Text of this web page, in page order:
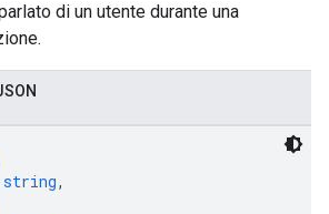
di un utente durante una
string,